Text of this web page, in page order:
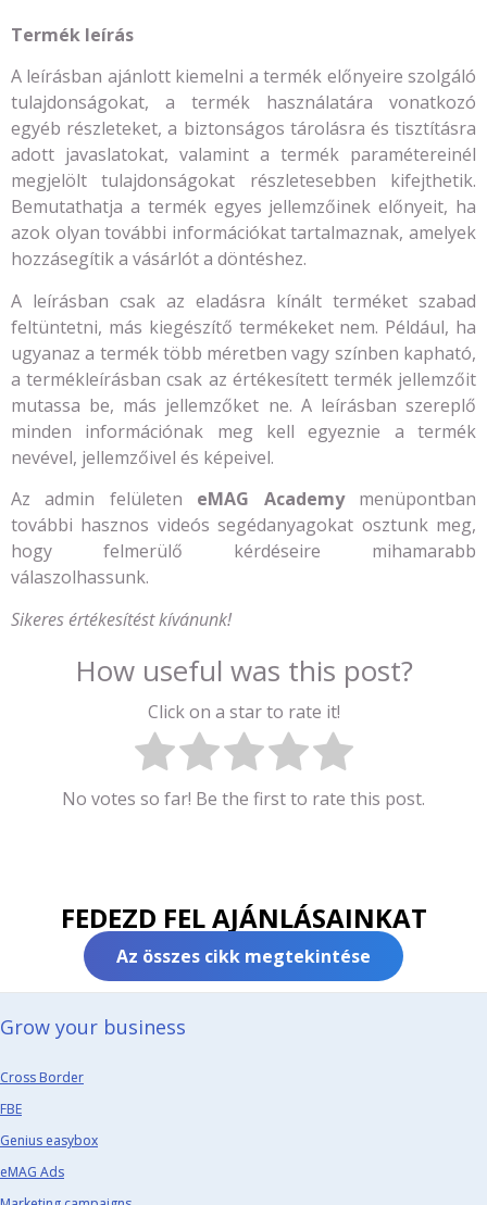
Termék leírás
A leírásban ajánlott kiemelni a termék előnyeire szolgáló
tulajdonságokat, a termék használatára vonatkozó
egyéb részleteket, a biztonságos tárolásra és tisztításra
adott javaslatokat, valamint a termék paramétereinél
megjelölt tulajdonságokat részletesebben kifejthetik.
Bemutathatja a termék egyes jellemzőinek előnyeit, ha
azok olyan további információkat tartalmaznak, amelyek
hozzásegítik a vásárlót a döntéshez.
A leírásban csak az eladásra kínált terméket szabad
feltüntetni, más kiegészítő termékeket nem. Például, ha
ugyanaz a termék több méretben vagy színben kapható,
a termékleírásban csak az értékesített termék jellemzőit
mutassa be, más jellemzőket ne. A leírásban szereplő
minden információnak meg kell egyeznie a termék
nevével, jellemzőivel és képeivel.
Az admin felületen eMAG Academymenüpontban
további hasznos videós segédanyagokat osztunk meg,
hogy felmerülő kérdéseire mihamarabb
válaszolhassunk.
Sikeres értékesítést kívánunk!
How useful was this post?
Click on a star to rate it!
No votes so far! Be the first to rate this post.
FEDEZD FEL AJÁNLÁSAINKAT
Az összes cikk megtekintése
Grow your business​
Cross Border
FBE
Genius easybox
eMAG Ads